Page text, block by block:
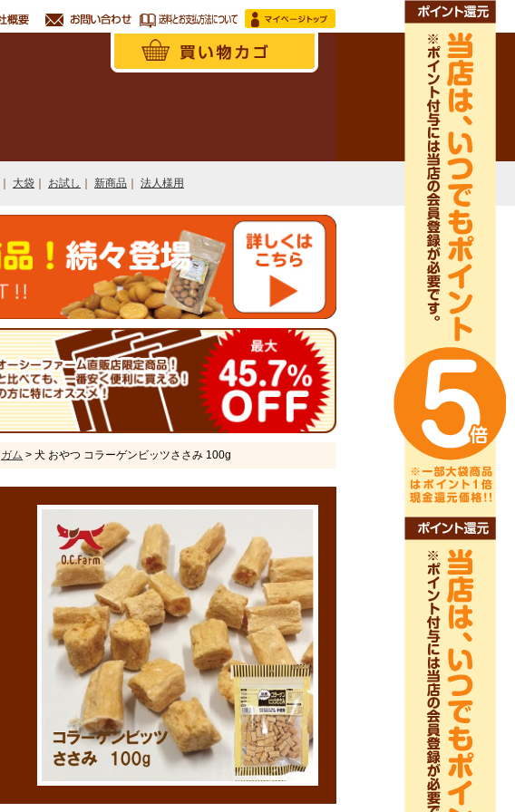
大袋 お試し 新商品 法人様用
ガム > 犬 おやつ コラーゲンビッツささみ 100g